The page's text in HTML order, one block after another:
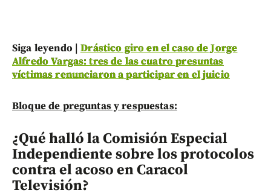
Siga leyendo |Drástico giro en el caso de Jorge
Alfredo Vargas: tres de las cuatro presuntas
víctimas renunciaron a participar en el juicio
Bloque de preguntas y respuestas:
¿Qué halló la Comisión Especial
Independiente sobre los protocolos
contra el acoso en Caracol
Televisión?